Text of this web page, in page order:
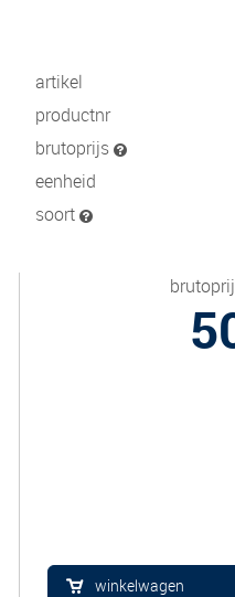
artikel
productnr
brutoprijs
eenheid
soort
winkelwagen